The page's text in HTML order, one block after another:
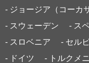
- ジョージア（コーカ
- スウェーデン
- ス
- スロベニア
- セル
- ドイツ
- トルクメ